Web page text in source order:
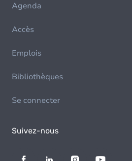
Agenda
Accès
Emplois
Bibliothèques
Se connecter
Suivez-nous